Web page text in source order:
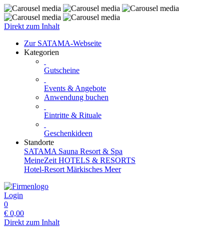
Direkt zum Inhalt
Zur SATAMA-Webseite
Kategorien
Gutscheine
Events & Angebote
Anwendung buchen
Eintritte & Rituale
Geschenkideen
Standorte
SATAMA Sauna Resort & Spa
MeineZeit HOTELS & RESORTS
Hotel-Resort Märkisches Meer
Login
0
€ 0,00
Direkt zum Inhalt